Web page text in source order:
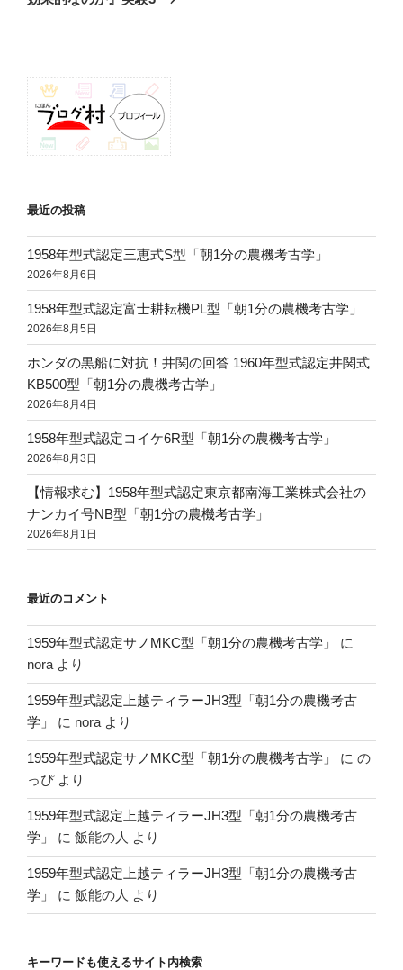
最近の投稿
1958年型式認定三恵式S型「朝1分の農機考古学」
2026年8月6日
1958年型式認定富士耕耘機PL型「朝1分の農機考古学」
2026年8月5日
ホンダの黒船に対抗！井関の回答 1960年型式認定井関式
KB500型「朝1分の農機考古学」
2026年8月4日
1958年型式認定コイケ6R型「朝1分の農機考古学」
2026年8月3日
【情報求む】1958年型式認定東京都南海工業株式会社の
ナンカイ号NB型「朝1分の農機考古学」
2026年8月1日
最近のコメント
1959年型式認定サノMKC型「朝1分の農機考古学」
に
nora より
1959年型式認定上越ティラーJH3型「朝1分の農機考古
学」
に nora より
1959年型式認定サノMKC型「朝1分の農機考古学」 に の
っぴより
1959年型式認定上越ティラーJH3型「朝1分の農機考古
学」
に 飯能の人 より
1959年型式認定上越ティラーJH3型「朝1分の農機考古
学」
に 飯能の人 より
キーワードも使えるサイト内検索